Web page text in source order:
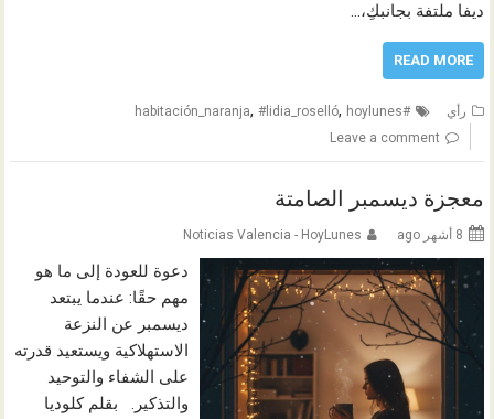
ديفا ملتفة بجانبكِ،…
READ MORE
رأي #habitación_naranja
, #lidia_roselló, hoylunes
Leave a comment
معجزة ديسمبر الصامتة
8 أشهر ago Noticias Valencia - HoyLunes
دعوة للعودة إلى ما هو
مهم حقًا: عندما يبتعد
ديسمبر عن النزعة
الاستهلاكية ويستعيد قدرته
على الشفاء والتوحيد
والتذكير. بقلم كلوديا